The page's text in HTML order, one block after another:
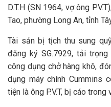
D.T.H (SN 1964, vợ ông
Tao, phường Long An, tỉnh
Tài sản bị tịch thu sung
đăng ký SG.7929, tải
công dụng chở hàng khô,
dụng máy chính Cummins
tiện là ông P.V.T, bị cáo trong